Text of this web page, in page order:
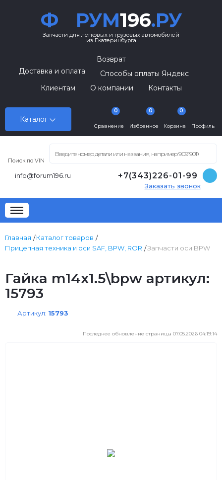
Ф РУМ196.РУ
Запчасти для легковых и грузовых автомобилей
из Екатеринбурга
Каталог
Возврат
Доставка и оплата
Способы оплаты Яндекс
Клиентам
О компании Контакты
Сравнение
0
Избранное
0
Корзина
0
Профиль
Поиск по VIN
info@forum196.ru +7(343)226-01-99
Заказать звонок
Главная
Каталог товаров
Прицепная техника и оси SAF, BPW, ROR
Запчасти оси BPW
Гайка m14x1.5\bpw артикул:
15793
Артикул: 15793
Последнее обновление страницы 07.05.2026 04:19:14